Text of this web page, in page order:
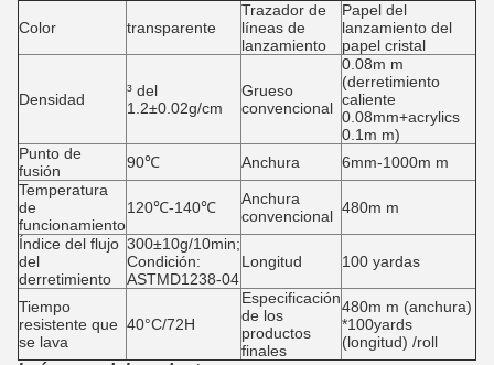
Color transparente
Trazador de
líneas de
lanzamiento
Papel del
lanzamiento del
papel cristal
Densidad
³ del
1.2±0.02g/cm
Grueso
convencional
0.08m m
(derretimiento
caliente
0.08mm+acrylics
0.1m m)
Punto de
fusión
90℃ Anchura
6mm-1000m m
Temperatura
de
funcionamiento
120℃-140℃
Anchura
convencional 480m m
Índice del flujo
del
derretimiento
300±10g/10min;
Condición:
ASTMD1238-04
Longitud 100 yardas
Tiempo
resistente que
se lava
40°C/72H
Especificación
de los
productos
finales
480m m (anchura)
*100yards
(longitud) /roll